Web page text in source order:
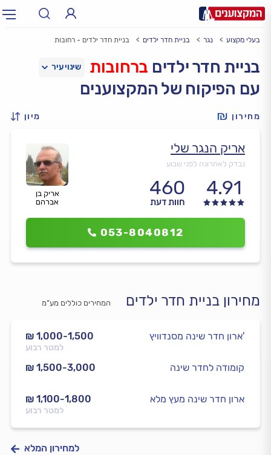
עירעיר: תל אביב, חיפה…
בעלי מקצוע נגר בניית חדר ילדים בניית חדר ילדים - רחובות
בניית חדר ילדים ברחובות
עם הפיקוח של המקצוענים
מחירון מיון
אריק בן
אברהם
אריק הנגר שלי
נבדק לאחרונה לפני שבוע
4.91
460
חוות דעת
053-8040812
מחירון בניית חדר ילדים המחירים כוללים מע”מ
₪ 1,000-1,500
למטר רבוע
ארון חדר שינה מסנדוויץ'
₪ 1,500-3,000 קומודה לחדר שינה
₪ 1,100-1,800
למטר רבוע
ארון חדר שינה מעץ מלא
למחירון המלא